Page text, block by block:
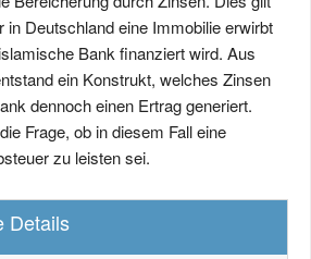
in Deutschland eine Immobilie erwirbt
Bank finanziert wird. Aus
ein Konstrukt, welches Zinsen
dennoch einen Ertrag generiert.
Frage, ob in diesem Fall eine
zu leisten sei.
Details